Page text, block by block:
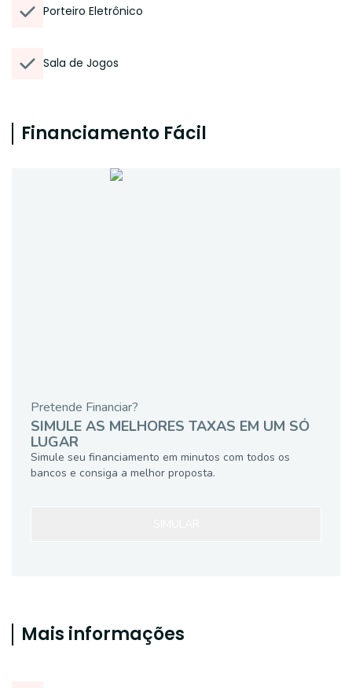
Porteiro Eletrônico
Sala de Jogos
Financiamento Fácil
Pretende Financiar?
SIMULE AS MELHORES TAXAS EM UM SÓ
LUGAR
Simule seu financiamento em minutos com todos os
bancos e consiga a melhor proposta.
Mais informações